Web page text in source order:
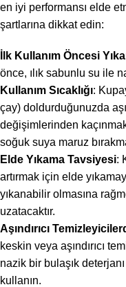
en iyi performansı elde
şartlarına dikkat edin:
İlk Kullanım Öncesi
önce, ılık sabunlu su ile
Kullanım Sıcaklığı:
çay) doldurduğunuzda
değişimlerinden
soğuk suya maruz
Elde Yıkama Tavsiyesi:
artırmak için elde
yıkanabilir olmasına
uzatacaktır.
Aşındırıcı
keskin veya aşındırıcı
nazik bir bulaşık
kullanın.